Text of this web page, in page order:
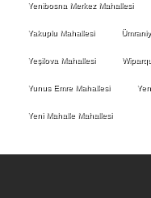
Yenibosna Merkez Mahallesi
Yakuplu Mahallesi
Yeşilova Mahallesi
Yunus Emre Mahallesi
Yeni Mahalle Mahallesi